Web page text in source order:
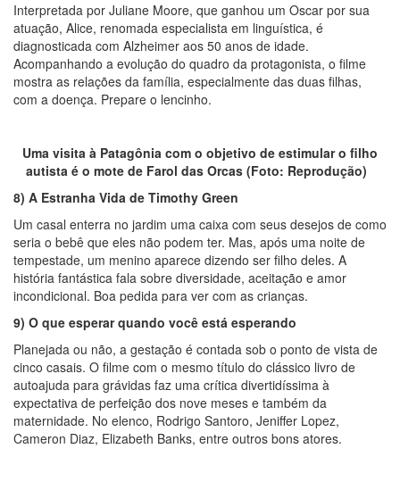
Interpretada por Juliane Moore, que ganhou um Oscar por sua
atuação, Alice, renomada especialista em linguística, é
diagnosticada com Alzheimer aos 50 anos de idade.
Acompanhando a evolução do quadro da protagonista, o filme
mostra as relações da família, especialmente das duas filhas,
com a doença. Prepare o lencinho.
Uma visita à Patagônia com o objetivo de estimular o filho
autista é o mote de Farol das Orcas (Foto: Reprodução)
8) A Estranha Vida de Timothy Green
Um casal enterra no jardim uma caixa com seus desejos de como
seria o bebê que eles não podem ter. Mas, após uma noite de
tempestade, um menino aparece dizendo ser filho deles. A
história fantástica fala sobre diversidade, aceitação e amor
incondicional. Boa pedida para ver com as crianças.
9) O que esperar quando você está esperando
Planejada ou não, a gestação é contada sob o ponto de vista de
cinco casais. O filme com o mesmo título do clássico livro de
autoajuda para grávidas faz uma crítica divertidíssima à
expectativa de perfeição dos nove meses e também da
maternidade. No elenco, Rodrigo Santoro, Jeniffer Lopez,
Cameron Diaz, Elizabeth Banks, entre outros bons atores.